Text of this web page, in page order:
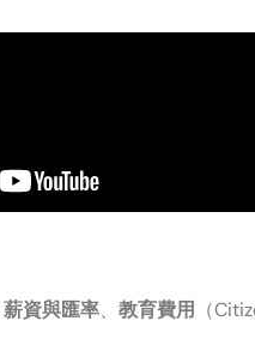
薪資與匯率、 教育費用 （